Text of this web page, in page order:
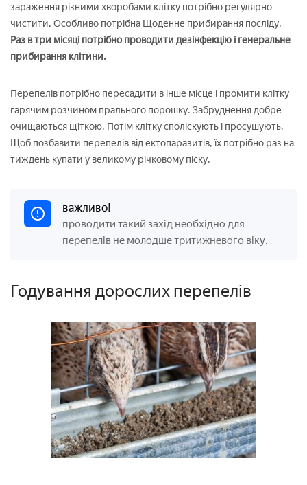
зараження різними хворобами клітку потрібно регулярно
чистити. Особливо потрібна Щоденне прибирання посліду.
Раз в три місяці потрібно проводити дезінфекцію і генеральне
прибирання клітини.
Перепелів потрібно пересадити в інше місце і промити клітку
гарячим розчином прального порошку. Забруднення добре
очищаються щіткою. Потім клітку споліскують і просушують.
Щоб позбавити перепелів від ектопаразитів, їх потрібно раз на
тиждень купати у великому річковому піску.
важливо!
проводити такий захід необхідно для
перепелів не молодше тритижневого віку.
Годування дорослих перепелів